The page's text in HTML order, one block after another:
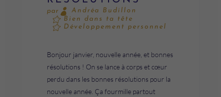
par
Andréa Budillon
Bien dans ta tête
Développement personnel
Bonjour janvier, nouvelle année, et bonnes
résolutions ! On se lance à corps et cœur
perdu dans les bonnes résolutions pour la
nouvelle année. Ça fourmille partout